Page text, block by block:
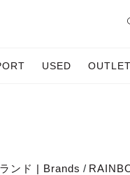
USED OUTLET
ンド | Brands /